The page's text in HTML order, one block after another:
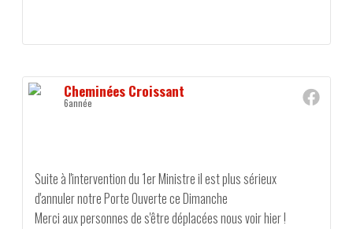
Cheminées Croissant
6année
Suite à l'intervention du 1er Ministre il est plus sérieux
d'annuler notre Porte Ouverte ce Dimanche
Merci aux personnes de s'être déplacées nous voir hier !